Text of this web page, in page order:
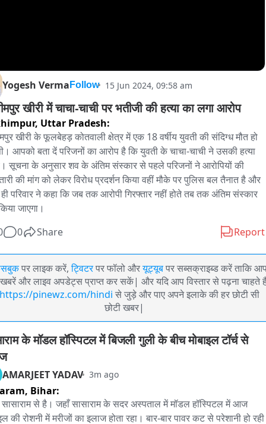
Yogesh Verma Follow 15 Jun 2024, 09:58 am
लखीमपुर खीरी में चाचा-चाची पर भतीजी की हत्या का लगा आरोप
Uttar Pradesh:
खीरी के फूलबेहड़ कोतवाली क्षेत्र में एक 18 वर्षीय युवती की संदिग्ध मौत हो
आपको बता दें परिजनों का आरोप है कि युवती के चाचा-चाची ने उसकी हत्या
सूचना के अनुसार शव के अंतिम संस्कार से पहले परिजनों ने आरोपियों की
की मांग को लेकर विरोध प्रदर्शन किया वहीं मौके पर पुलिस बल तैनात है और
परिवार ने कहा कि जब तक आरोपी गिरफ्तार नहीं होते तब तक अंतिम संस्कार
जाएगा।
0 Share Report
पर लाइक करें, ट्विटर पर फॉलो औरयूट्यूब पर सब्सक्राइब्ड करें ताकि
खबरें और लाइव अपडेट्स प्राप्त कर सकें| और यदि आप विस्तार से पढ़ना चाहते
https://pinewz.com/hindi से जुड़े और पाए अपने इलाके की हर छोटी सी
छोटी खबर|
के मॉडल हॉस्पिटल में बिजली गुली के बीच मोबाइल टॉर्च से
AMARJEET YADAV 3m ago
Bihar:
से है। जहाँ सासाराम के सदर अस्पताल में मॉडल हॉस्पिटल में आज
की रोशनी में मरीजों का इलाज होता रहा। बार-बार पावर कट से परेशानी हो रही